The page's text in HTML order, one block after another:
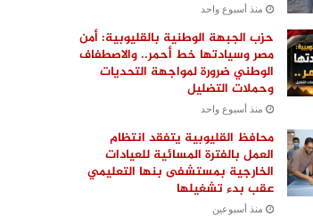
منذ أسبوع واحد
حزب الجبهة الوطنية بالقليوبية: أمن
مصر وسيادتها خط أحمر.. والاصطفاف
الوطني ضرورة لمواجهة التحديات
وحملات التضليل
منذ أسبوع واحد
محافظ القليوبية يتفقد انتظام
العمل بالفترة المسائية للعيادات
الخارجية بمستشفى بنها التعليمي
عقب بدء تشغيلها
منذ أسبوعين